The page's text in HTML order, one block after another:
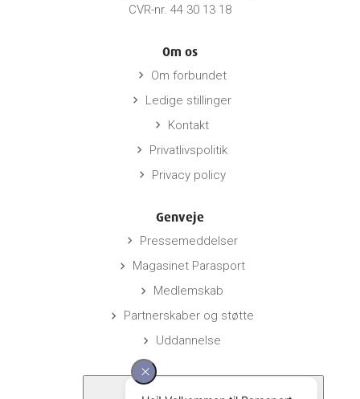
CVR-nr. 44 30 13 18
Om os
keyboard_arrow_right Om forbundet
keyboard_arrow_right Ledige stillinger
keyboard_arrow_right Kontakt
keyboard_arrow_right Privatlivspolitik
keyboard_arrow_right Privacy policy
Genveje
keyboard_arrow_right Pressemeddelser
keyboard_arrow_right Magasinet Parasport
keyboard_arrow_right Medlemskab
keyboard_arrow_right Partnerskaber og støtte
keyboard_arrow_right Uddannelse